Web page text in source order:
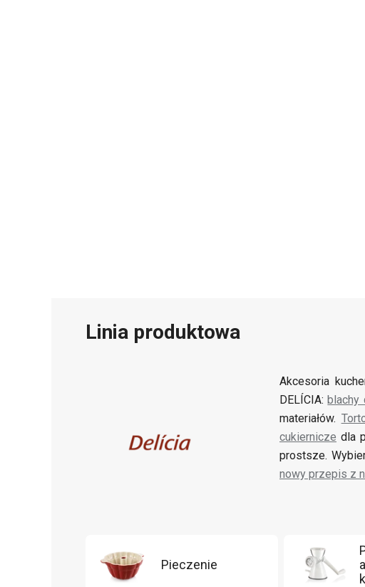
Linia produktowa
Akcesoria
DELÍCIA:blachy
materiałów.
cukiernicze dla
prostsze.
nowy przepis z
Pieczenie